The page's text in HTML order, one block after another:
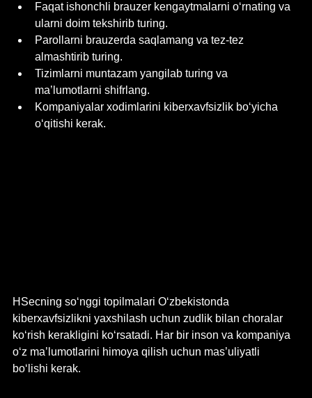
Faqat ishonchli brauzer kengaytmalarni o‘rnating va
ularni doim tekshirib turing.
Parollarni brauzerda saqlamang va tez-tez
almashtirib turing.
Tizimlarni muntazam yangilab turing va
ma’lumotlarni shifrlang.
Kompaniyalar xodimlarini kiberxavfsizlik bo‘yicha
o‘qitishi kerak.
HSecning so‘nggi topilmalari O‘zbekistonda
kiberxavfsizlikni yaxshilash uchun zudlik bilan choralar
ko‘rish kerakligini ko‘rsatadi. Har bir inson va kompaniya
o‘z ma’lumotlarini himoya qilish uchun mas’uliyatli
bo‘lishi kerak.